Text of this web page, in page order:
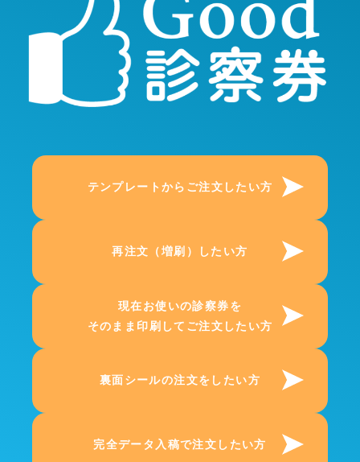
テンプレートからご注文したい方
再注文（増刷）したい方
現在お使いの診察券を
そのまま印刷してご注文したい方
裏面シールの注文をしたい方
完全データ入稿で注文したい方